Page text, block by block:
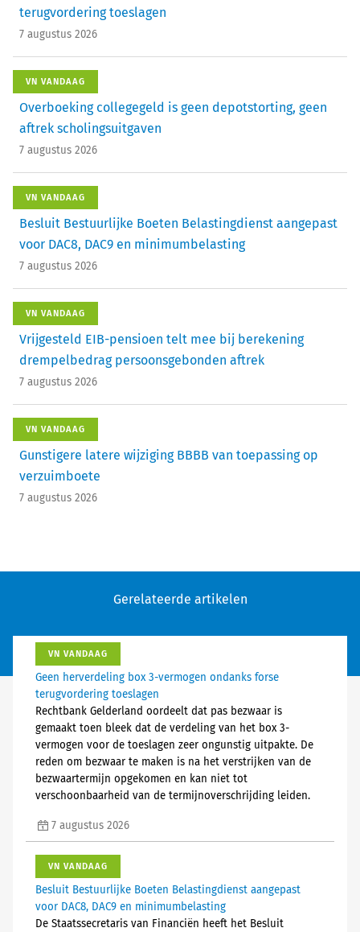
terugvordering toeslagen
7 augustus 2026
VN VANDAAG
Overboeking collegegeld is geen depotstorting, geen
aftrek scholingsuitgaven
7 augustus 2026
VN VANDAAG
Besluit Bestuurlijke Boeten Belastingdienst aangepast
voor DAC8, DAC9 en minimumbelasting
7 augustus 2026
VN VANDAAG
Vrijgesteld EIB-pensioen telt mee bij berekening
drempelbedrag persoonsgebonden aftrek
7 augustus 2026
VN VANDAAG
Gunstigere latere wijziging BBBB van toepassing op
verzuimboete
7 augustus 2026
Gerelateerde artikelen
VN VANDAAG
Geen herverdeling box 3-vermogen ondanks forse
terugvordering toeslagen
Rechtbank Gelderland oordeelt dat pas bezwaar is
gemaakt toen bleek dat de verdeling van het box 3-
vermogen voor de toeslagen zeer ongunstig uitpakte. De
reden om bezwaar te maken is na het verstrijken van de
bezwaartermijn opgekomen en kan niet tot
verschoonbaarheid van de termijnoverschrijding leiden.
7 augustus 2026
VN VANDAAG
Besluit Bestuurlijke Boeten Belastingdienst aangepast
voor DAC8, DAC9 en minimumbelasting
De Staatssecretaris van Financiën heeft het Besluit